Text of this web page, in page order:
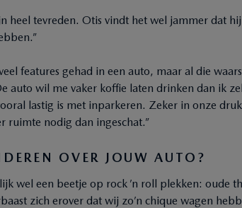
heel tevreden. Otis vindt het wel jammer dat
features gehad in een auto, maar al die
auto wil me vaker koffie laten drinken dan ik
lastig is met inparkeren. Zeker in onze
ruimte nodig dan ingeschat.”
OVER JOUW AUTO?
wel een beetje op rock ’n roll plekken: oude
zich erover dat wij zo’n chique wagen